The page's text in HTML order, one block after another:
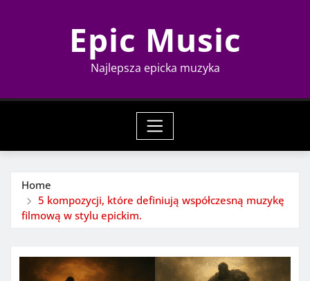
Epic Music
Najlepsza epicka muzyka
Home
5 kompozycji, które definiują współczesną muzykę
filmową w stylu epickim.